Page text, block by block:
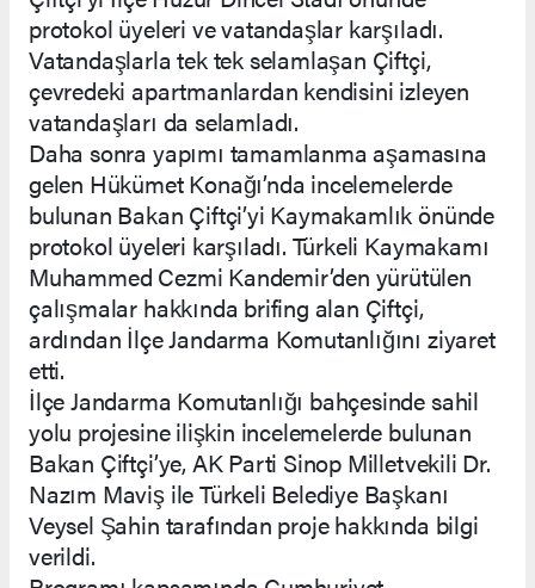
protokol üyeleri ve vatandaşlar karşıladı.
Vatandaşlarla tek tek selamlaşan Çiftçi,
çevredeki apartmanlardan kendisini izleyen
vatandaşları da selamladı.
Daha sonra yapımı tamamlanma aşamasına
gelen Hükümet Konağı’nda incelemelerde
bulunan Bakan Çiftçi’yi Kaymakamlık önünde
protokol üyeleri karşıladı. Türkeli Kaymakamı
Muhammed Cezmi Kandemir’den yürütülen
çalışmalar hakkında brifing alan Çiftçi,
ardından İlçe Jandarma Komutanlığını ziyaret
etti.
İlçe Jandarma Komutanlığı bahçesinde sahil
yolu projesine ilişkin incelemelerde bulunan
Bakan Çiftçi’ye, AK Parti Sinop Milletvekili Dr.
Nazım Maviş ile Türkeli Belediye Başkanı
Veysel Şahin tarafından proje hakkında bilgi
verildi.